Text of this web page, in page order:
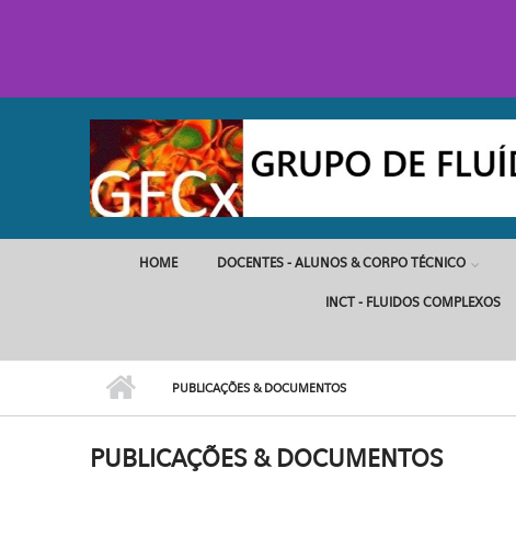
HOME DOCENTES - ALUNOS & CORPO TÉCNICO
INCT - FLUIDOS COMPLEXOS
PUBLICAÇÕES & DOCUMENTOS
PUBLICAÇÕES & DOCUMENTOS